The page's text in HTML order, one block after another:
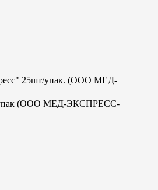
25шт/упак. (ООО МЕД-
упак (ООО МЕД-ЭКСПРЕСС-